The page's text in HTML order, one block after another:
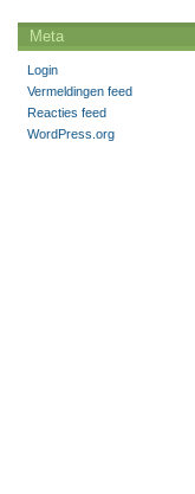
Meta
Login
Vermeldingen feed
Reacties feed
WordPress.org